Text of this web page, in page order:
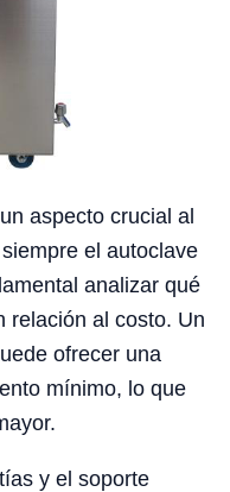
aspecto crucial al
el autoclave
analizar qué
relación al costo. Un
ofrecer una
mínimo, lo que
y el soporte